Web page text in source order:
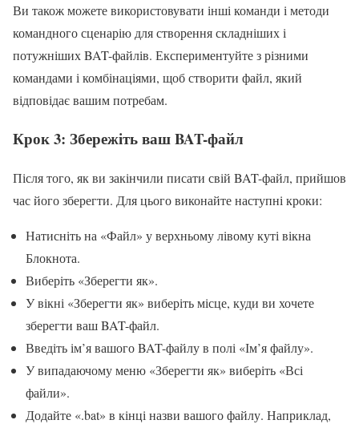
Ви також можете використовувати інші команди і методи
командного сценарію для створення складніших і
потужніших BAT-файлів. Експериментуйте з різними
командами і комбінаціями, щоб створити файл, який
відповідає вашим потребам.
Крок 3: Збережіть ваш BAT-файл
Після того, як ви закінчили писати свій BAT-файл, прийшов
час його зберегти. Для цього виконайте наступні кроки:
Натисніть на «Файл» у верхньому лівому куті вікна
Блокнота.
Виберіть «Зберегти як».
У вікні «Зберегти як» виберіть місце, куди ви хочете
зберегти ваш BAT-файл.
Введіть ім’я вашого BAT-файлу в полі «Ім’я файлу».
У випадаючому меню «Зберегти як» виберіть «Всі
файли».
Додайте «.bat» в кінці назви вашого файлу. Наприклад,